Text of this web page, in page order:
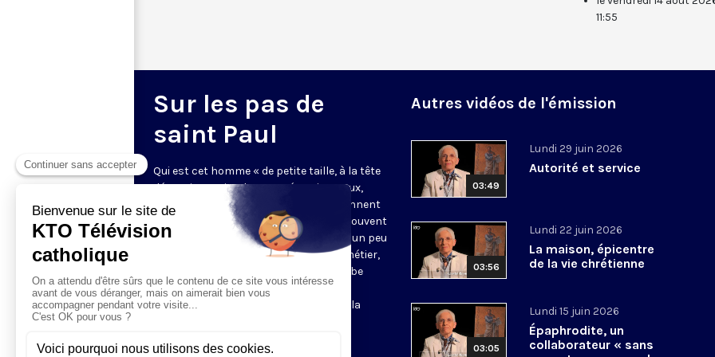
11:55
Sur les pas de
saint Paul
Qui est cet homme « de petite taille, à la tête
dégarnie, aux jambes arquées, vigoureux,
plein de grâce », dont les paroles résonnent
presque chaque dimanche sans être souvent
commentées ? Voulez-vous connaître un peu
mieux saint Paul, son caractère, son métier,
ses aventures spectaculaires, son verbe
fort, sa folle sagesse ? Laissez-vous
entraîner sur les pas de l'apôtre, avec la
Le lundi soir à 21h30 ; 3 minutes.
Autres vidéos de l'émission
03:49
Lundi 29 juin 2026
Autorité et service
03:56
Lundi 22 juin 2026
La maison, épicentre
de la vie chrétienne
03:05
Lundi 15 juin 2026
Épaphrodite, un
collaborateur « sans